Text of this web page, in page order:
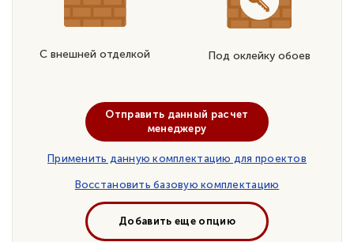
С внешней отделкой Под оклейку обоев
Отправить данный расчет
менеджеру
Применить данную комплектацию для проектов
Восстановить базовую комплектацию
Добавить еще опцию